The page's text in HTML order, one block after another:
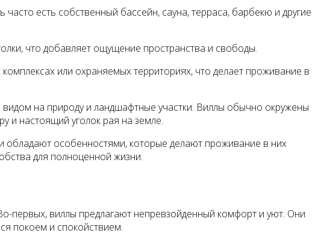
есть собственный бассейн, сауна, терраса, барбекю и другие
что добавляет ощущение пространства и свободы.
или охраняемых территориях, что делает проживание в
на природу и ландшафтные участки. Виллы обычно окружены
и настоящий уголок рая на земле.
обладают особенностями, которые делают проживание в них
для полноценной жизни.
первых, виллы предлагают непревзойденный комфорт и уют. Они
покоем и спокойствием.